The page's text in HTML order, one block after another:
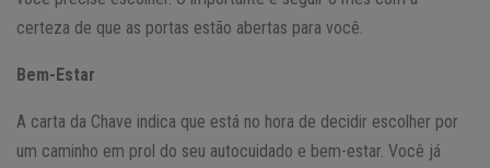
certeza de que as portas estão abertas para você.
Bem-Estar
A carta da Chave indica que está no hora de decidir escolher por
um caminho em prol do seu autocuidado e bem-estar. Você já